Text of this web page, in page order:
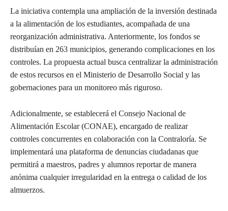
La iniciativa contempla una ampliación de la inversión destinada
a la alimentación de los estudiantes, acompañada de una
reorganización administrativa. Anteriormente, los fondos se
distribuían en 263 municipios, generando complicaciones en los
controles. La propuesta actual busca centralizar la administración
de estos recursos en el Ministerio de Desarrollo Social y las
gobernaciones para un monitoreo más riguroso.
Adicionalmente, se establecerá el Consejo Nacional de
Alimentación Escolar (CONAE), encargado de realizar
controles concurrentes en colaboración con la Contraloría. Se
implementará una plataforma de denuncias ciudadanas que
permitirá a maestros, padres y alumnos reportar de manera
anónima cualquier irregularidad en la entrega o calidad de los
almuerzos.